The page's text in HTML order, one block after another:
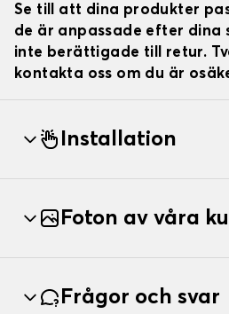
Se till att dina produkter
de är anpassade efter dina
inte berättigade till retur.
kontakta oss om du är
Installation
Foton av våra
Frågor och svar